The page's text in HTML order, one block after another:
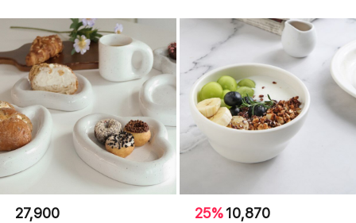
27,900 25%10,870